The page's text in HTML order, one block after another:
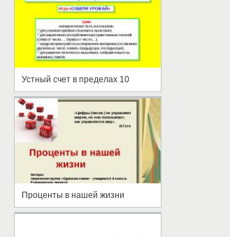
Устный счет в пределах 10
Проценты в нашей жизни